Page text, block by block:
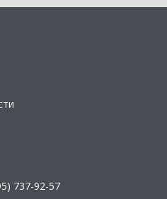
737-92-57